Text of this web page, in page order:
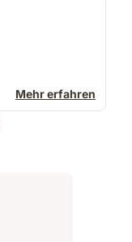
Mehr erfahren